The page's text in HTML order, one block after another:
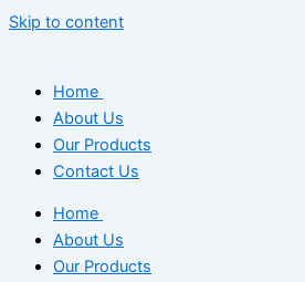
Skip to content
Home
About Us
Our Products
Contact Us
Home
About Us
Our Products